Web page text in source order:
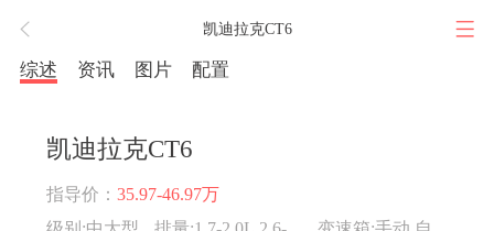
凯迪拉克CT6
综述 资讯 图片 配置
凯迪拉克CT6
指导价： 35.97-46.97万